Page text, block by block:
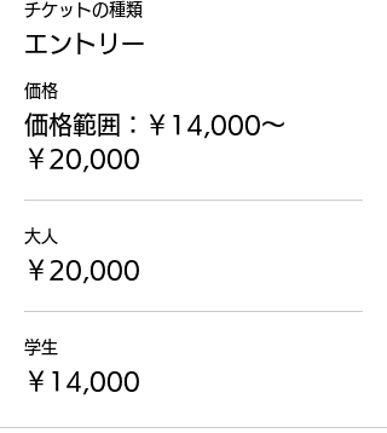
チケットの種類
エントリー
価格
価格範囲：￥14,000〜
￥20,000
大人
￥20,000
学生
￥14,000